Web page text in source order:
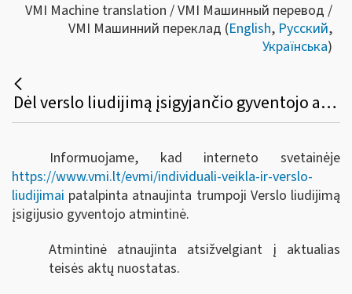
VMI Machine translation / VMI Машинный перевод /
VMI Машинний переклад (English, Русский,
Українська)
Dėl verslo liudijimą įsigyjančio gyventojo atmintinės (trumposios) atnaujinimo
Informuojame, kad interneto svetainėje
https://www.vmi.lt/evmi/individuali-veikla-ir-verslo-
liudijimai patalpinta atnaujinta trumpoji Verslo liudijimą
įsigijusio gyventojo atmintinė.
Atmintinė atnaujinta atsižvelgiant į aktualias
teisės aktų nuostatas.